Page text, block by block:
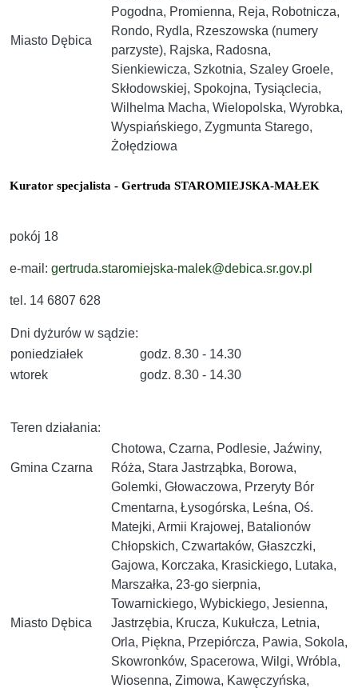
Miasto Dębica
Pogodna, Promienna, Reja, Robotnicza,
Rondo, Rydla, Rzeszowska (numery
parzyste), Rajska, Radosna,
Sienkiewicza, Szkotnia, Szaley Groele,
Skłodowskiej, Spokojna, Tysiąclecia,
Wilhelma Macha, Wielopolska, Wyrobka,
Wyspiańskiego, Zygmunta Starego,
Żołędziowa
Kurator specjalista - Gertruda STAROMIEJSKA-MAŁEK
pokój 18
e-mail: gertruda.staromiejska-malek@debica.sr.gov.pl
tel. 14 6807 628
Dni dyżurów w sądzie:
poniedziałek
godz. 8.30 - 14.30
wtorek
godz. 8.30 - 14.30
Teren działania:
Gmina Czarna
Chotowa, Czarna, Podlesie, Jaźwiny,
Róża, Stara Jastrząbka, Borowa,
Golemki, Głowaczowa, Przeryty Bór
Miasto Dębica
Cmentarna, Łysogórska, Leśna, Oś.
Matejki, Armii Krajowej, Batalionów
Chłopskich, Czwartaków, Głaszczki,
Gajowa, Korczaka, Krasickiego, Lutaka,
Marszałka, 23-go sierpnia,
Towarnickiego, Wybickiego, Jesienna,
Jastrzębia, Krucza, Kukułcza, Letnia,
Orla, Piękna, Przepiórcza, Pawia, Sokola,
Skowronków, Spacerowa, Wilgi, Wróbla,
Wiosenna, Zimowa, Kawęczyńska,